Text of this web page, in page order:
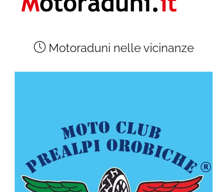
Motoraduni nelle vicinanze